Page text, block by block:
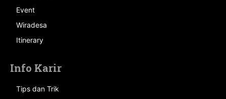
Event
Wiradesa
Itinerary
Info Karir
Tips dan Trik